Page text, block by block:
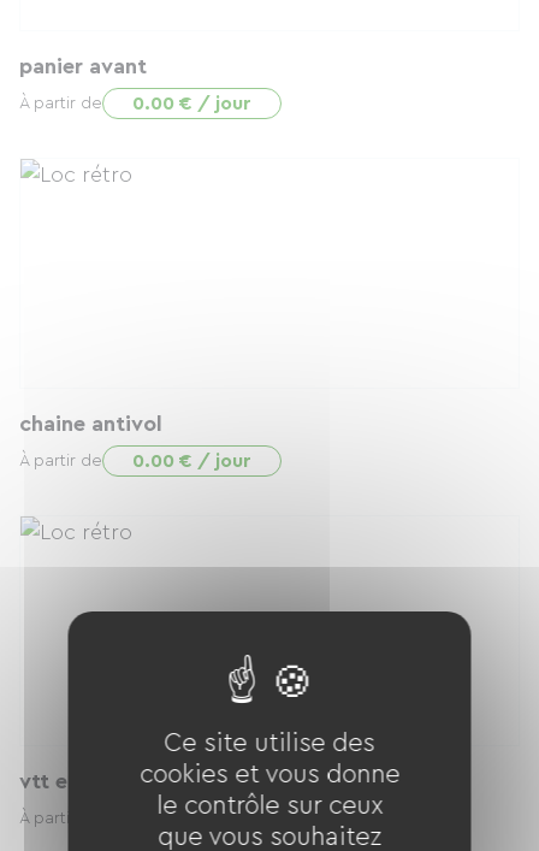
panier avant
À partir de 0.00 € / jour
chaine antivol
À partir de 0.00 € / jour
vtt enfant 20 pouces
À partir de 15.00 € / jour
Ce site utilise des
cookies et vous donne
le contrôle sur ceux
que vous souhaitez